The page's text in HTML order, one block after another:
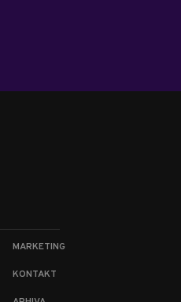
MARKETING
KONTAKT